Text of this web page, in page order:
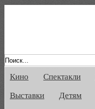
Кино Спектакли
Выставки
Детям